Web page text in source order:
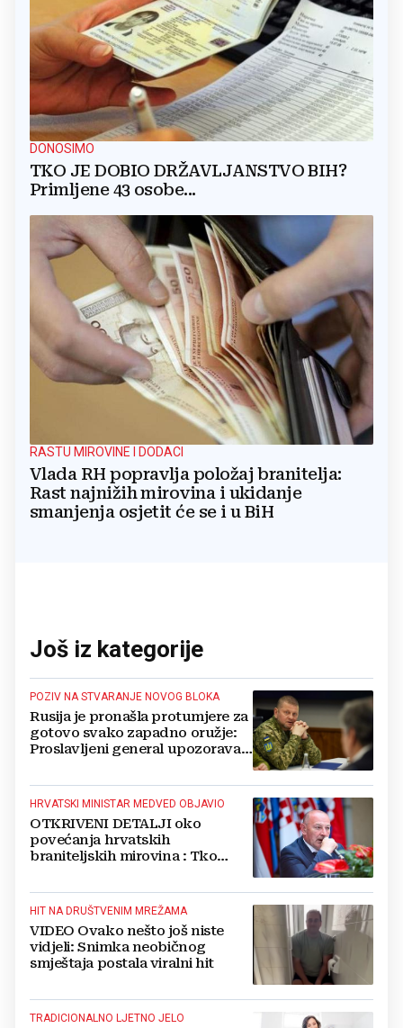
DONOSIMO
TKO JE DOBIO DRŽAVLJANSTVO BIH?
Primljene 43 osobe...
RASTU MIROVINE I DODACI
Vlada RH popravlja položaj branitelja:
Rast najnižih mirovina i ukidanje
smanjenja osjetit će se i u BiH
Još iz kategorije
POZIV NA STVARANJE NOVOG BLOKA
Rusija je pronašla protumjere za
gotovo svako zapadno oružje:
Proslavljeni general upozorava
HRVATSKI MINISTAR MEDVED OBJAVIO
OTKRIVENI DETALJI oko
povećanja hrvatskih
braniteljskih mirovina : Tko
HIT NA DRUŠTVENIM MREŽAMA
VIDEO Ovako nešto još niste
vidjeli: Snimka neobičnog
smještaja postala viralni hit
TRADICIONALNO LJETNO JELO